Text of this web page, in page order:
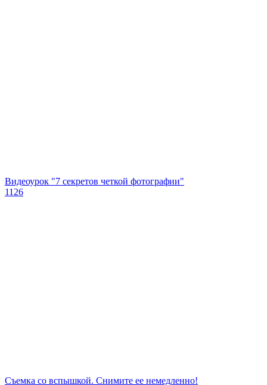
Видеоурок "7 секретов четкой фотографии"
1126
Съемка со вспышкой. Снимите ее немедленно!